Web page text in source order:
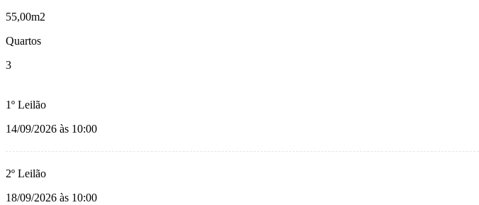
55,00m2
Quartos
3
1º Leilão
14/09/2026 às 10:00
2º Leilão
18/09/2026 às 10:00